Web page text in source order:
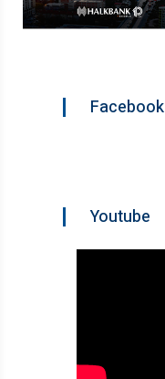
Facebook
Youtube